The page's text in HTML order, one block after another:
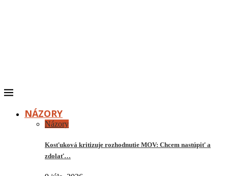
NÁZORY
Názory
Kosťuková kritizuje rozhodnutie MOV: Chcem nastúpiť a
zdolať…